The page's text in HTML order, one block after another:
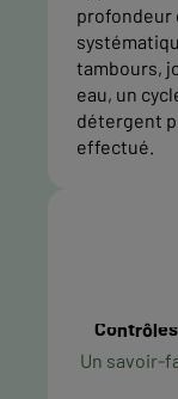
profondeur
tambours,
eau, un
détergent
effectué.
Un savoir-